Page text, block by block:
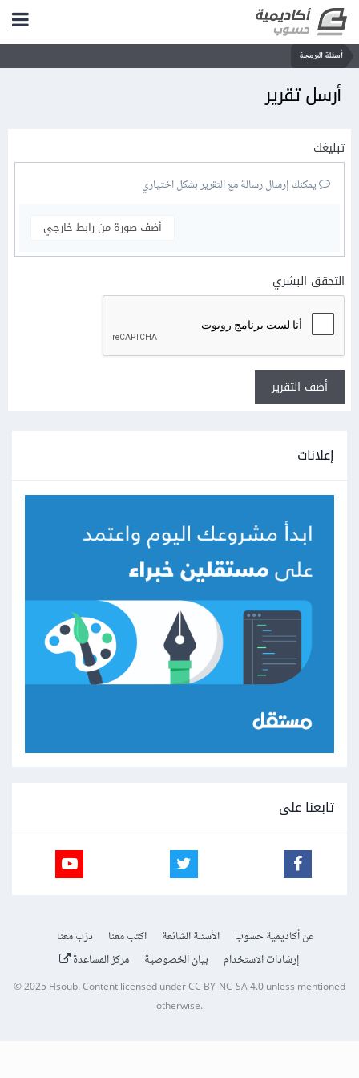
أسئلة البرمجة
أرسل تقرير
تبليغك
يمكنك إرسال رسالة مع التقرير بشكل اختياري
أضف صورة من رابط خارجي
التحقق البشري
أضف التقرير
إعلانات
تابعنا على
عن أكاديمية حسوب الأسئلة الشائعة اكتب معنا
درّب معنا
إرشادات الاستخدام
بيان الخصوصية مركز المساعدة
© 2025 Hsoub.Content licensed underCC BY-NC-SA 4.0unless mentioned
otherwise.